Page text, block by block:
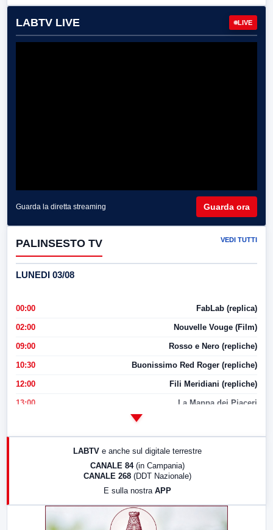
LABTV LIVE LIVE
Guarda la diretta streaming Guarda ora
PALINSESTO TV VEDI TUTTI
LUNEDI 03/08
00:00 FabLab (replica)
02:00 Nouvelle Vouge (Film)
09:00 Rosso e Nero (repliche)
10:30 Buonissimo Red Roger (repliche)
12:00 Fili Meridiani (repliche)
13:00 La Mappa dei Piaceri
LABTV e anche sul digitale terrestre
CANALE 84 (in Campania)
CANALE 268 (DDT Nazionale)
E sulla nostra APP